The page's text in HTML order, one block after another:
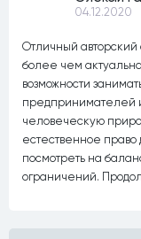
04.12.2020
Отличный авторский
более чем
возможности
предпринимателей
человеческую
естественное право
посмотреть на
ограничений.